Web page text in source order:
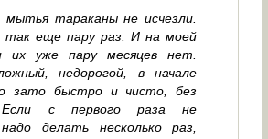
мытья тараканы не исчезли.
так еще пару раз. И на моей
их уже пару месяцев нет.
недорогой, в начале
зато быстро и чисто, без
Если с первого раза не
делать несколько раз,